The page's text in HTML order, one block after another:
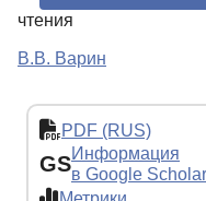
чтения
В.В. Варин
PDF (RUS)
GSИнформация
в Google Scholar